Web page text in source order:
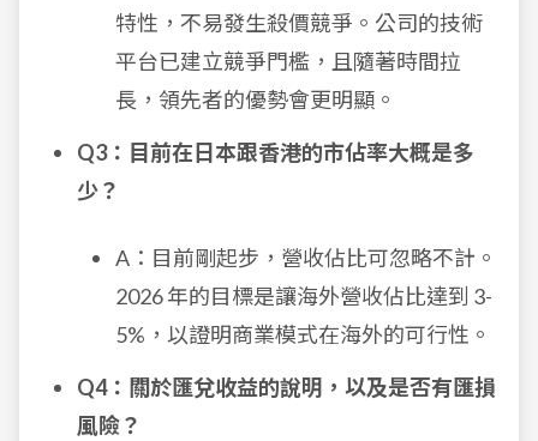
特性，不易發生殺價競爭。公司的技術
平台已建立競爭門檻，且隨著時間拉
長，領先者的優勢會更明顯。
Q3：目前在日本跟香港的市佔率大概是多
少？
A：目前剛起步，營收佔比可忽略不計。
2026 年的目標是讓海外營收佔比達到 3-
5%，以證明商業模式在海外的可行性。
Q4：關於匯兌收益的說明，以及是否有匯損
風險？